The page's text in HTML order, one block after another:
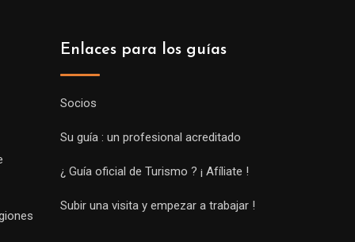
Enlaces para los guías
Socios
Su guía : un profesional acreditado
¿ Guía oficial de Turismo ? ¡ Afíliate !
Subir una visita y empezar a trabajar !